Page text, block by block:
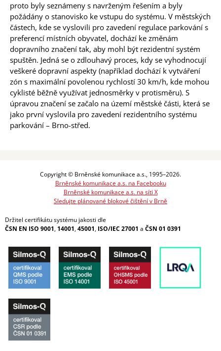
proto byly seznámeny s navrženým řešením a byly
požádány o stanovisko ke vstupu do systému. V městských
částech, kde se vyslovili pro zavedení regulace parkování s
preferencí místních obyvatel, dochází ke změnám
dopravního značení tak, aby mohl být rezidentní systém
spuštěn. Jedná se o zdlouhavý proces, kdy se vyhodnocují
veškeré dopravní aspekty (například dochází k vytváření
zón s maximální povolenou rychlostí 30 km/h, kde mohou
cyklisté běžně využívat jednosměrky v protisměru). S
úpravou značení se začalo na území městské části, která se
jako první vyslovila pro zavedení rezidentního systému
parkování – Brno-střed.
Copyright © Brněnské komunikace a.s., 1995–2026.
Brněnské komunikace a.s. na Facebooku
Brněnské komunikace a.s. na síti X
Sledujte plánované blokové čištění v Brně
Držitel certifikátu systému jakosti dle
ČSN EN ISO 9001, 14001,45001, ISO/IEC 27001 a ČSN 01 0391